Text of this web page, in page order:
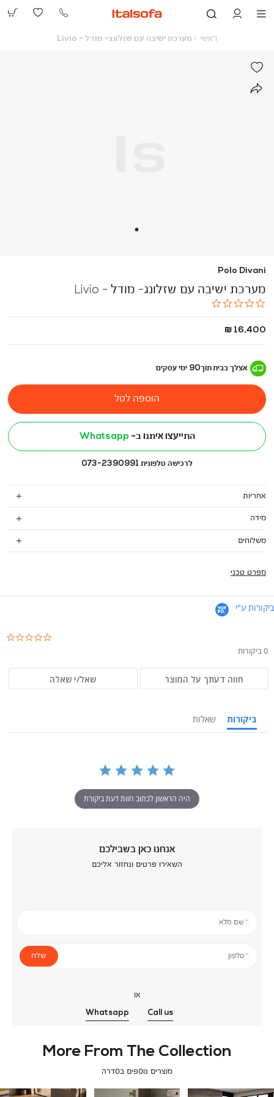
073-
ראשי ראשי
מערכת ישיבה עם שזלונג- מודל - Livio
Polo Divani
מערכת ישיבה עם שזלונג- מודל - Livio
החל
16,400 ₪
אצלך בביתתוך90 ימי עסקים
הוספה לסל
התייעצו איתנו ב- Whatsapp
לרכישה טלפונית 073-2390991
אחריות
מידה
משלוחים
מפרט טכני
ביקורות ע"י
0 ביקורות
חווה דעתך על המוצר שאל/י שאלה
ביקורות שאלות
היה הראשון לכתוב חוות דעת ביקורת
אנחנו כאן בשבילכם
השאירו פרטים ונחזור אליכם
* שם מלא
* טלפון שלח
או
Call us
Whatsapp
More From The Collection
מוצרים נוספים בסדרה